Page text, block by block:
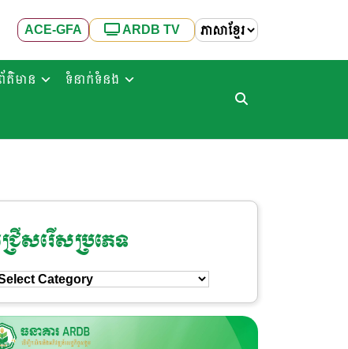
ACE-GFA ARDB TV
ត៌មាន ទំនាក់ទំនង
រើសរើសប្រភេទ
រើសរើស
ភេទ